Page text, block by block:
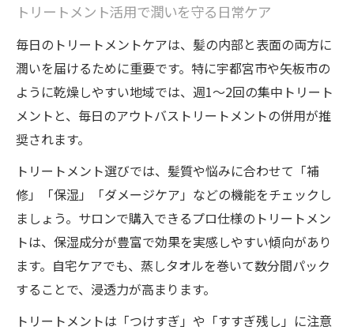
トリートメント活用で潤いを守る日常ケア
毎日のトリートメントケアは、髪の内部と表面の両方に
潤いを届けるために重要です。特に宇都宮市や矢板市の
ように乾燥しやすい地域では、週1〜2回の集中トリート
メントと、毎日のアウトバストリートメントの併用が推
奨されます。
トリートメント選びでは、髪質や悩みに合わせて「補
修」「保湿」「ダメージケア」などの機能をチェックし
ましょう。サロンで購入できるプロ仕様のトリートメン
トは、保湿成分が豊富で効果を実感しやすい傾向があり
ます。自宅ケアでも、蒸しタオルを巻いて数分間パック
することで、浸透力が高まります。
トリートメントは「つけすぎ」や「すすぎ残し」に注意